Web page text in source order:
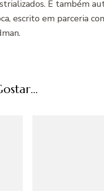
É também
escrito em parceria